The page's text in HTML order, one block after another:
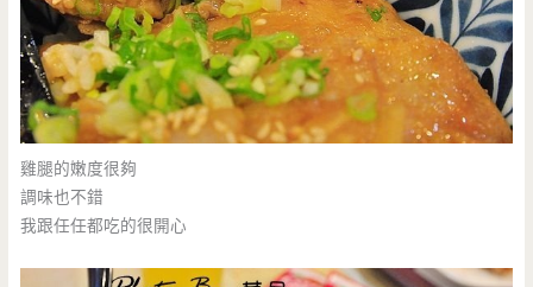
雞腿的嫩度很夠
調味也不錯
我跟任任都吃的很開心